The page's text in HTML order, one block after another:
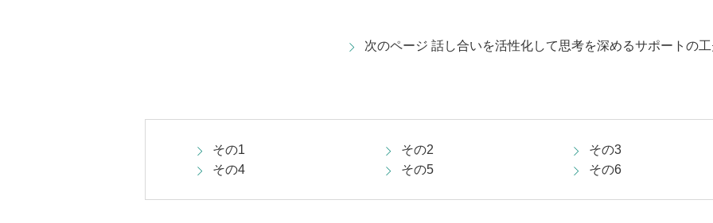
次のページ 話し合いを活性化して思考を深めるサポートの
その1 その2
その3
その4
その5 その6